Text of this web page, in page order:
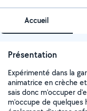
Accueil
Présentation
Expérimenté dans la
animatrice en crèche
sais donc m'occuper
m'occupe de quelques